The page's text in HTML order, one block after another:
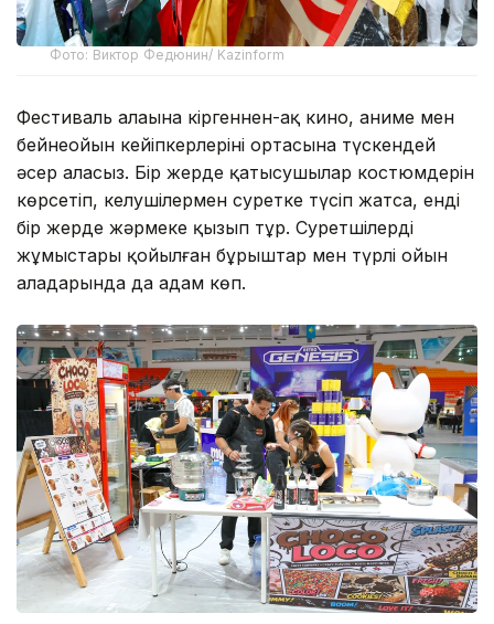
Фото: Виктор Федюнин/ Kazinform
Фестиваль алаңына кіргеннен-ақ кино, аниме мен
бейнеойын кейіпкерлерінің ортасына түскендей
әсер аласыз. Бір жерде қатысушылар костюмдерін
көрсетіп, келушілермен суретке түсіп жатса, енді
бір жерде жәрмеңке қызып тұр. Суретшілердің
жұмыстары қойылған бұрыштар мен түрлі ойын
алаңдарында да адам көп.